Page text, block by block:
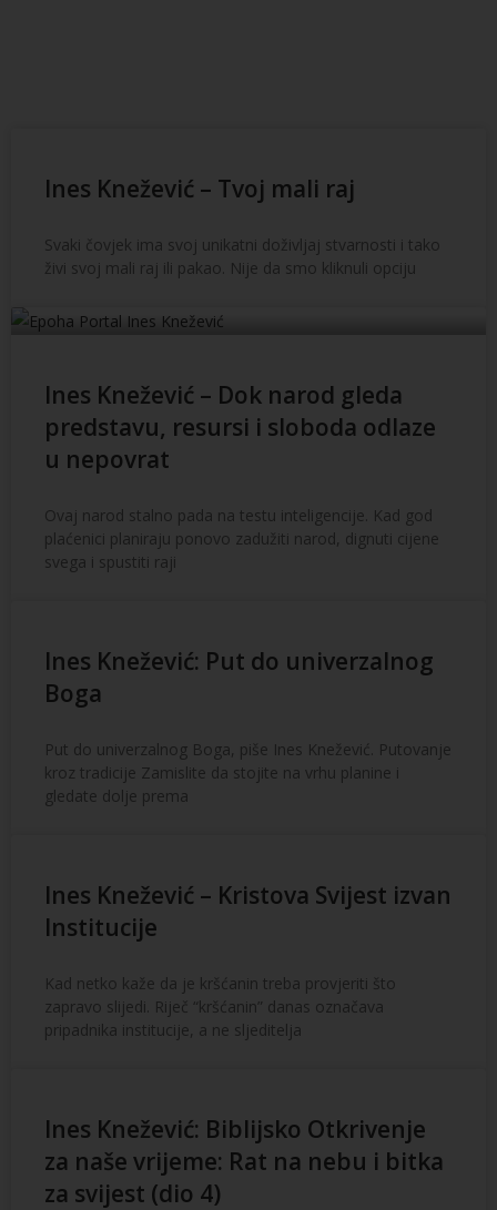
Ines Knežević – Tvoj mali raj
Svaki čovjek ima svoj unikatni doživljaj stvarnosti i tako
živi svoj mali raj ili pakao. Nije da smo kliknuli opciju
Ines Knežević – Dok narod gleda
predstavu, resursi i sloboda odlaze
u nepovrat
Ovaj narod stalno pada na testu inteligencije. Kad god
plaćenici planiraju ponovo zadužiti narod, dignuti cijene
svega i spustiti raji
Ines Knežević: Put do univerzalnog
Boga
Put do univerzalnog Boga, piše Ines Knežević. Putovanje
kroz tradicije Zamislite da stojite na vrhu planine i
gledate dolje prema
Ines Knežević – Kristova Svijest izvan
Institucije
Kad netko kaže da je kršćanin treba provjeriti što
zapravo slijedi. Riječ “kršćanin” danas označava
pripadnika institucije, a ne sljeditelja
Ines Knežević: Biblijsko Otkrivenje
za naše vrijeme: Rat na nebu i bitka
za svijest (dio 4)